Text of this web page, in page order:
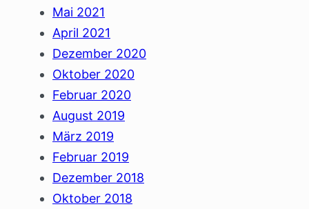
Mai 2021
April 2021
Dezember 2020
Oktober 2020
Februar 2020
August 2019
März 2019
Februar 2019
Dezember 2018
Oktober 2018